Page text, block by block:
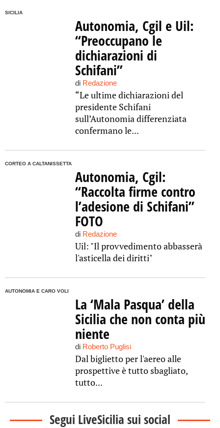
SICILIA
Autonomia, Cgil e Uil:
“Preoccupano le
dichiarazioni di
Schifani”
di Redazione
“Le ultime dichiarazioni del
presidente Schifani
sull’Autonomia differenziata
confermano le...
CORTEO A CALTANISSETTA
Autonomia, Cgil:
“Raccolta firme contro
l’adesione di Schifani”
FOTO
di Redazione
Uil: "Il provvedimento abbasserà
l'asticella dei diritti"
AUTONOMIA E CARO VOLI
La ‘Mala Pasqua’ della
Sicilia che non conta più
niente
di Roberto Puglisi
Dal biglietto per l'aereo alle
prospettive è tutto sbagliato,
tutto...
Segui LiveSicilia sui social